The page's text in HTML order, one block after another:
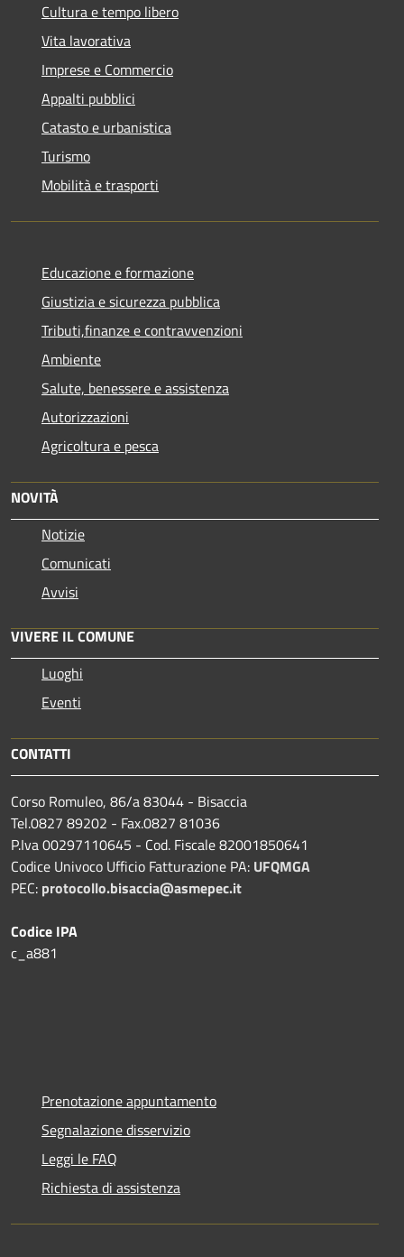
Cultura e tempo libero
Vita lavorativa
Imprese e Commercio
Appalti pubblici
Catasto e urbanistica
Turismo
Mobilità e trasporti
Educazione e formazione
Giustizia e sicurezza pubblica
Tributi,finanze e contravvenzioni
Ambiente
Salute, benessere e assistenza
Autorizzazioni
Agricoltura e pesca
NOVITÀ
Notizie
Comunicati
Avvisi
VIVERE IL COMUNE
Luoghi
Eventi
CONTATTI
Corso Romuleo, 86/a 83044 - Bisaccia
Tel.0827 89202 - Fax.0827 81036
P.Iva 00297110645 - Cod. Fiscale 82001850641
Codice Univoco Ufficio Fatturazione PA: UFQMGA
PEC: protocollo.bisaccia@asmepec.it
Codice IPA
c_a881
Prenotazione appuntamento
Segnalazione disservizio
Leggi le FAQ
Richiesta di assistenza